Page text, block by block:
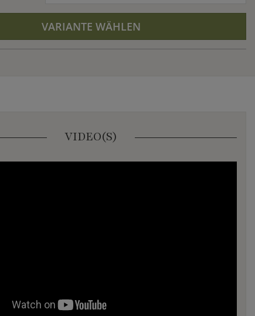
VARIANTE WÄHLEN
VIDEO(S)